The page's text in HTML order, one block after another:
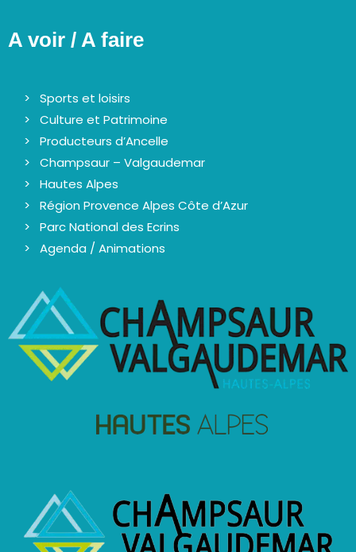
A voir / A faire
Sports et loisirs
Culture et Patrimoine
Producteurs d’Ancelle
Champsaur – Valgaudemar
Hautes Alpes
Région Provence Alpes Côte d’Azur
Parc National des Ecrins
Agenda / Animations